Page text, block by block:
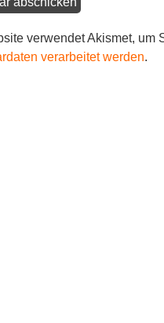
verwendet Akismet, um
verarbeitet werden.